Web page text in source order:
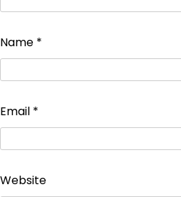
Name *
Email *
Website